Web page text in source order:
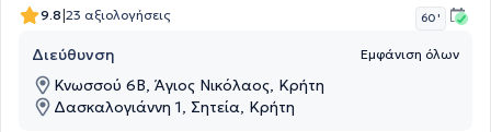
9.8 23 αξιολογήσεις 60 '
Διεύθυνση Εμφάνιση όλων
Κνωσσού 6Β, Άγιος Νικόλαος, Κρήτη
Δασκαλογιάννη 1, Σητεία, Κρήτη